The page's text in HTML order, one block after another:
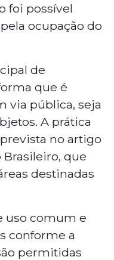
foi possível
ocupação do
de
que é
via pública, seja
A prática
no artigo
Brasileiro, que
destinadas
uso comum e
conforme a
permitidas